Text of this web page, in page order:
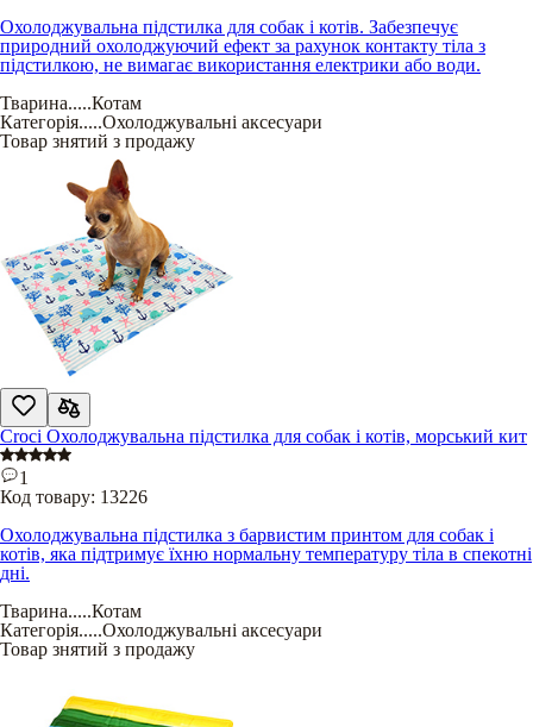
Охолоджувальна підстилка для собак і котів. Забезпечує
природний охолоджуючий ефект за рахунок контакту тіла з
підстилкою, не вимагає використання електрики або води.
Тварина.....Котам
Категорія.....Охолоджувальні аксесуари
Товар знятий з продажу
Croci Охолоджувальна підстилка для собак і котів, морський кит
1
Код товару: 13226
Охолоджувальна підстилка з барвистим принтом для собак і
котів, яка підтримує їхню нормальну температуру тіла в спекотні
дні.
Тварина.....Котам
Категорія.....Охолоджувальні аксесуари
Товар знятий з продажу